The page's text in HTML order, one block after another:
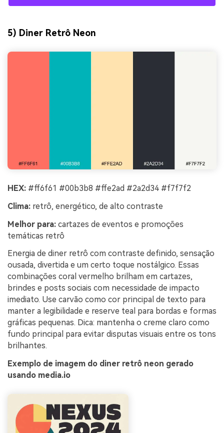
5) Diner Retrô Neon
HEX: #ff6f61 #00b3b8 #ffe2ad #2a2d34 #f7f7f2
Clima: retrô, energético, de alto contraste
Melhor para: cartazes de eventos e promoções
temáticas retrô
Energia de diner retrô com contraste definido, sensação
ousada, divertida e um certo toque nostálgico. Essas
combinações coral vermelho brilham em cartazes,
brindes e posts sociais com necessidade de impacto
imediato. Use carvão como cor principal de texto para
manter a legibilidade e reserve teal para bordas e formas
gráficas pequenas. Dica: mantenha o creme claro como
fundo principal para evitar disputas visuais entre os tons
brilhantes.
Exemplo de imagem do diner retrô neon gerado
usando media.io